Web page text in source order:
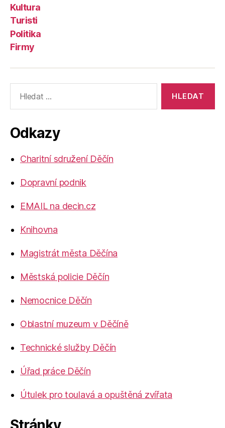
Kultura
Turisti
Politika
Firmy
vyhledávání:
Odkazy
Charitní sdružení Děčín
Dopravní podnik
EMAIL na decin.cz
Knihovna
Magistrát města Děčína
Městská policie Děčín
Nemocnice Děčín
Oblastní muzeum v Děčíně
Technické služby Děčín
Úřad práce Děčín
Útulek pro toulavá a opuštěná zvířata